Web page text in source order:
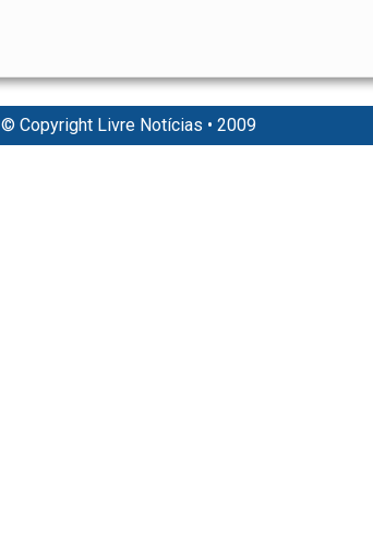
© Copyright Livre Notícias • 2009